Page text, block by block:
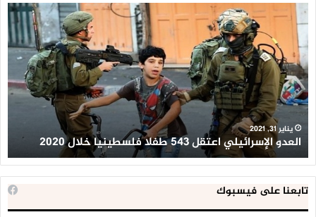
العدو
الإسرائيلي
اعتقل
543
طفلا
فلسطينيا
خلال
2020
يناير 31, 2021
العدو الإسرائيلي اعتقل 543 طفلا فلسطينيا خلال 2020
تابعنا على فيسبوك